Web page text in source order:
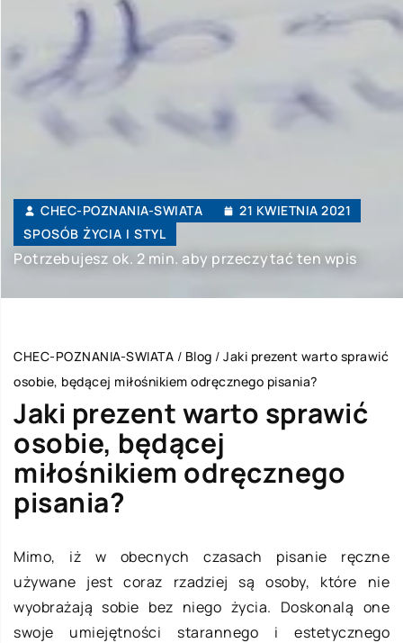
CHEC-POZNANIA-SWIATA
21 KWIETNIA 2021
SPOSÓB ŻYCIA I STYL
Potrzebujesz ok. 2 min. aby przeczytać ten wpis
CHEC-POZNANIA-SWIATA / Blog / Jaki prezent warto sprawić
osobie, będącej miłośnikiem odręcznego pisania?
Jaki prezent warto sprawić
osobie, będącej
miłośnikiem odręcznego
pisania?
Mimo, iż w obecnych czasach pisanie ręczne
używane jest coraz rzadziej są osoby, które nie
wyobrażają sobie bez niego życia. Doskonalą one
swoje umiejętności starannego i estetycznego